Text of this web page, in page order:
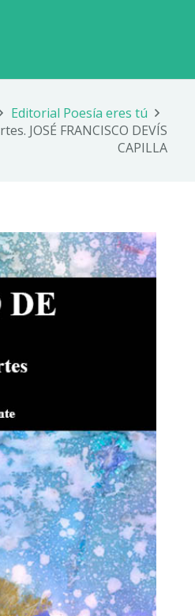
Editorial Poesía eres tú
JOSÉ FRANCISCO DEVÍS
CAPILLA